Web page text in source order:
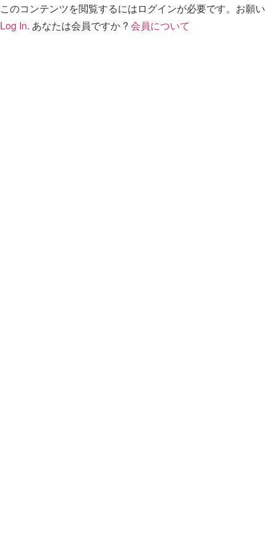
このコンテンツを閲覧するにはログインが必要です。お願い
Log In. あなたは会員ですか ? 会員について